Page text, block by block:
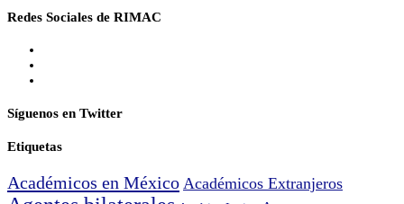
Redes Sociales de RIMAC
Síguenos en Twitter
Etiquetas
Académicos en México Académicos Extranjeros